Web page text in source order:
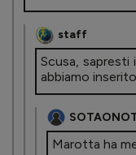
staff
Scusa, sapresti
abbiamo
Marotta ha